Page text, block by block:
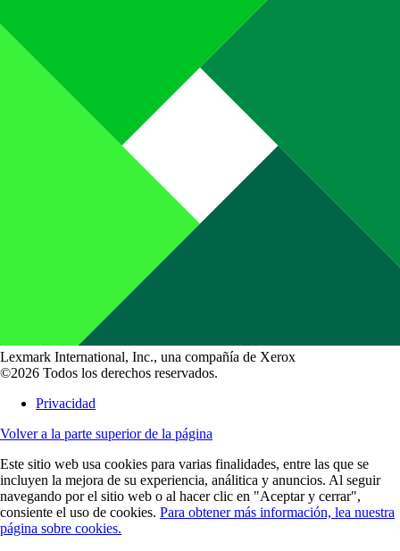
Lexmark International, Inc., una compañía de Xerox
©2026 Todos los derechos reservados.
Privacidad
Volver a la parte superior de la página
Este sitio web usa cookies para varias finalidades, entre las que se
incluyen la mejora de su experiencia, análitica y anuncios. Al seguir
navegando por el sitio web o al hacer clic en "Aceptar y cerrar",
consiente el uso de cookies. Para obtener más información, lea nuestra
página sobre cookies.